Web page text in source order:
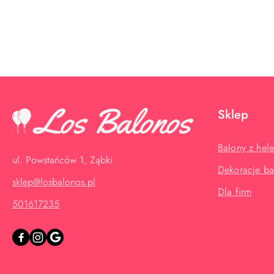
ul. Powstańców 1, Ząbki
sklep@losbalonos.pl
501617235
Sklep
Balony z
Dekoracje
Dla firm